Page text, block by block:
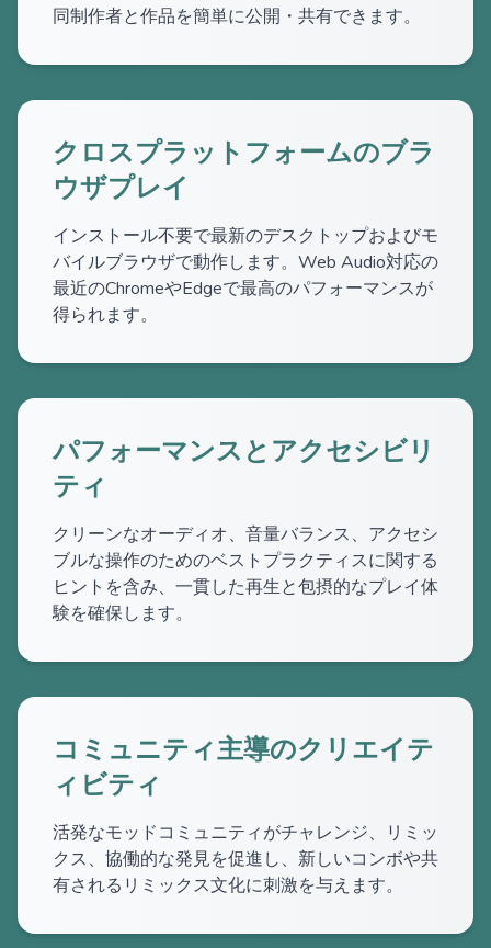
同制作者と作品を簡単に公開・共有できます。
クロスプラットフォームのブラ
ウザプレイ
インストール不要で最新のデスクトップおよびモ
バイルブラウザで動作します。Web Audio対応の
最近のChromeやEdgeで最高のパフォーマンスが
得られます。
パフォーマンスとアクセシビリ
ティ
クリーンなオーディオ、音量バランス、アクセシ
ブルな操作のためのベストプラクティスに関する
ヒントを含み、一貫した再生と包摂的なプレイ体
験を確保します。
コミュニティ主導のクリエイテ
ィビティ
活発なモッドコミュニティがチャレンジ、リミッ
クス、協働的な発見を促進し、新しいコンボや共
有されるリミックス文化に刺激を与えます。